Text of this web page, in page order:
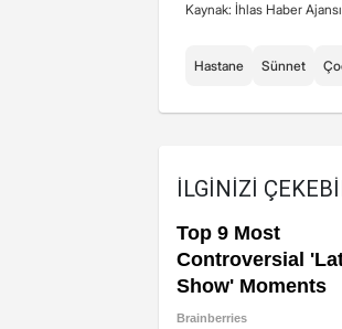
Kaynak: İhlas Haber Ajansı
Hastane Sünnet